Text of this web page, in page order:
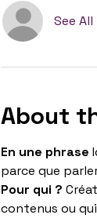
See All
About
En une phrase
parce que
Pour qui ?
contenus ou